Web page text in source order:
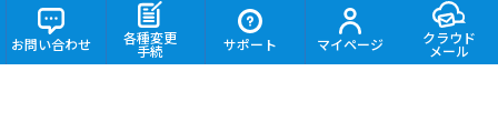
お問い合わせ 各種変更
手続 サポート マイページ クラウド
メール